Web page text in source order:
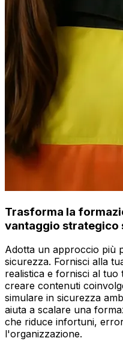
Trasforma la
vantaggio strategico
Adotta un approccio più
sicurezza. Fornisci alla
realistica e fornisci al tuo
creare contenuti
simulare in sicurezza
aiuta a scalare una
che riduce infortuni,
l'organizzazione.